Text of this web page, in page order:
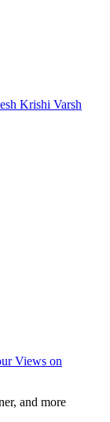
Krishi Varsh
Views on
and more